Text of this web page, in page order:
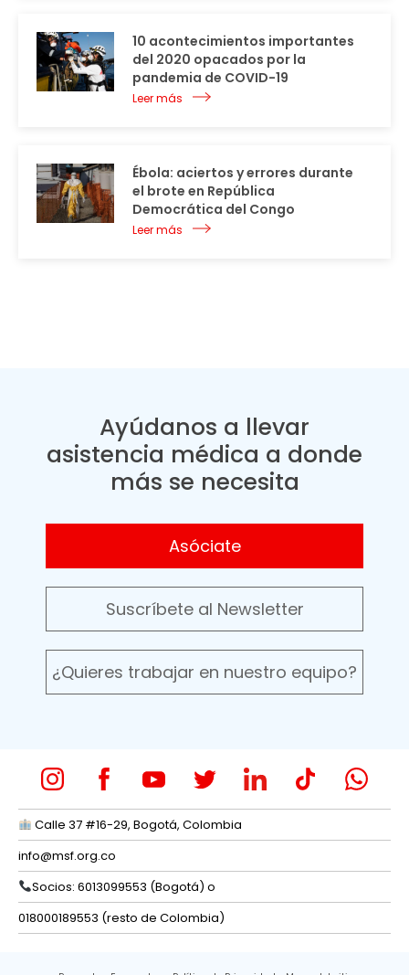
10 acontecimientos importantes
del 2020 opacados por la
pandemia de COVID-19
Leer más
Ébola: aciertos y errores durante
el brote en República
Democrática del Congo
Leer más
Ayúdanos a llevar
asistencia médica a donde
más se necesita
Asóciate
Suscríbete al Newsletter
¿Quieres trabajar en nuestro equipo?
Calle 37 #16-29, Bogotá, Colombia
info@msf.org.co
Socios: 6013099553 (Bogotá) o
018000189553 (resto de Colombia)